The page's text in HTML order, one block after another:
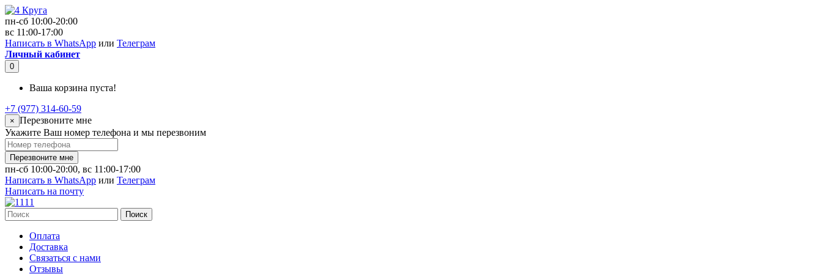
пн-сб 10:00-20:00
вс 11:00-17:00
Написать в WhatsApp или Телеграм
Личный кабинет
0
Ваша корзина пуста!
+7 (977) 314-60-59
× Перезвоните мне
Укажите Ваш номер телефона и мы перезвоним
Перезвоните мне
пн-сб 10:00-20:00, вс 11:00-17:00
Написать в WhatsApp или Телеграм
Написать на почту
Поиск
Оплата
Доставка
Связаться с нами
Отзывы